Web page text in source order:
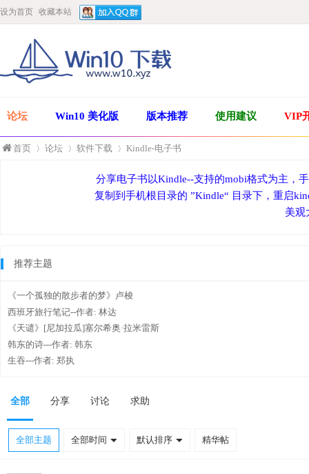
设为首页 收藏本站
论坛 Win10 美化版 版本推荐 使用建议 VIP
首页 论坛 软件下载 Kindle-电子书
分享电子书以Kindle--支持的mobi格式为主，
复制到手机根目录的 ”Kindle“ 目录下，重启
美观
推荐主题
《一个孤独的散步者的梦》卢梭
西班牙旅行笔记--作者: 林达
《天谴》[尼加拉瓜]塞尔希奥·拉米雷斯
韩东的诗---作者: 韩东
生吞---作者: 郑执
全部 分享 讨论 求助
全部主题 全部时间 默认排序 精华帖